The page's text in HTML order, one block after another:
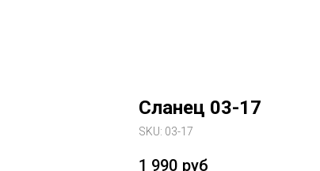
Сланец 03-17
SKU: 03-17
1 990 руб